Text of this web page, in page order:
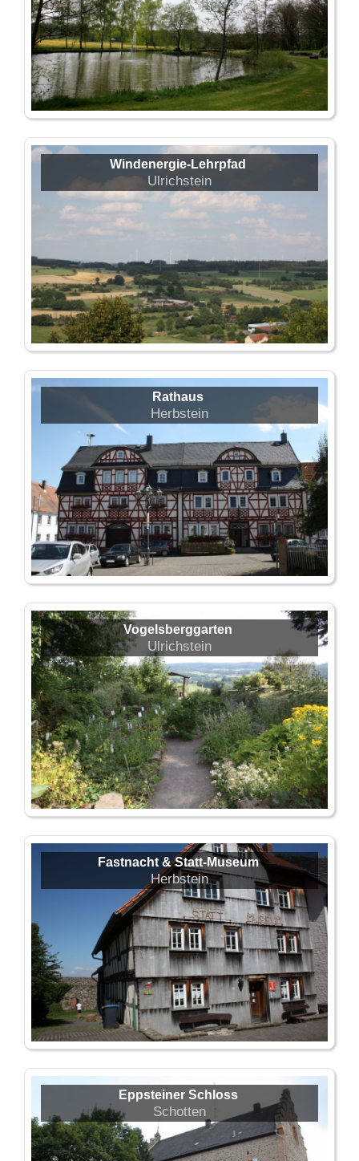
Windenergie-Lehrpfad
Ulrichstein
Rathaus
Herbstein
Vogelsberggarten
Ulrichstein
Fastnacht & Statt-Museum
Herbstein
Eppsteiner Schloss
Schotten